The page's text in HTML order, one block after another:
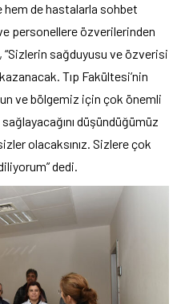
de hastalarla sohbet
personellere özverilerinden
“Sizlerin sağduyusu ve özverisi
Tıp Fakültesi’nin
ve bölgemiz için çok önemli
düşündüğümüz
olacaksınız. Sizlere çok
dedi.